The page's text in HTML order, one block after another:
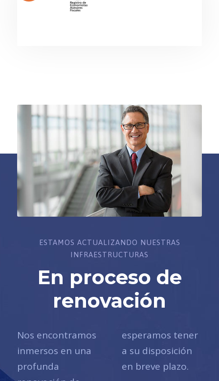
ESTAMOS ACTUALIZANDO NUESTRAS
INFRAESTRUCTURAS
En proceso de
renovación
Nos encontramos
inmersos en una
profunda
esperamos tener
a su disposición
en breve plazo.